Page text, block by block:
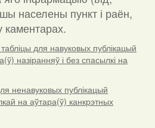
населены пункт і раён,
каментарах.
для навуковых публікацый
назіранняў і без спасылкі на
ненавуковых публікацый
на аўтара(ў) канкрэтных